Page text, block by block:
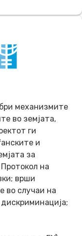
механизмите
во земјата,
ги
и
за
на
врши
во случаи на